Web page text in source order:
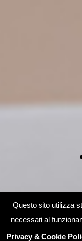
Questo sito utilizza
necessari al
Privacy & Cookie